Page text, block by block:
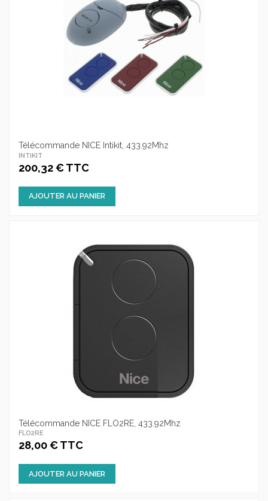
Télécommande NICE Intikit, 433.92Mhz
INTIKIT
200,32 € TTC
AJOUTER AU PANIER
Télécommande NICE FLO2RE, 433.92Mhz
FLO2RE
28,00 € TTC
AJOUTER AU PANIER